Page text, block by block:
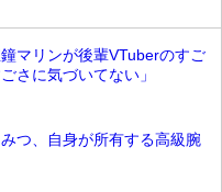
マリンが後輩VTuberのすご
さに気づいてない」
つ、自身が所有する高級腕